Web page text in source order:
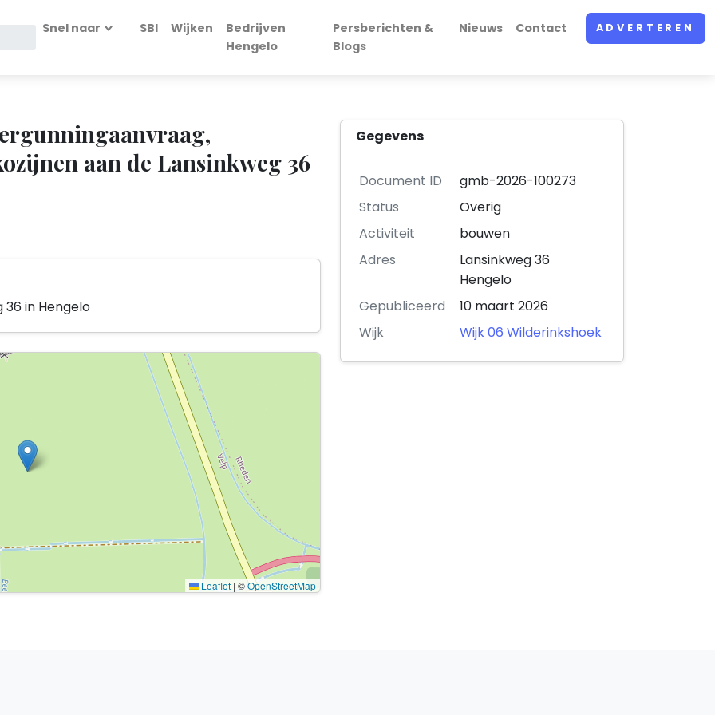
Snel naar SBI Wijken
Bedrijven
Hengelo
Persberichten &
Blogs
Nieuws Contact ADVERTEREN
aan de Lansinkweg 36
in Hengelo
Leaflet | ©OpenStreetMap
Gegevens
Document ID
gmb-2026-100273
Status
Overig
Activiteit
bouwen
Adres
Lansinkweg 36
Hengelo
Gepubliceerd
10 maart 2026
Wijk
Wijk 06 Wilderinkshoek